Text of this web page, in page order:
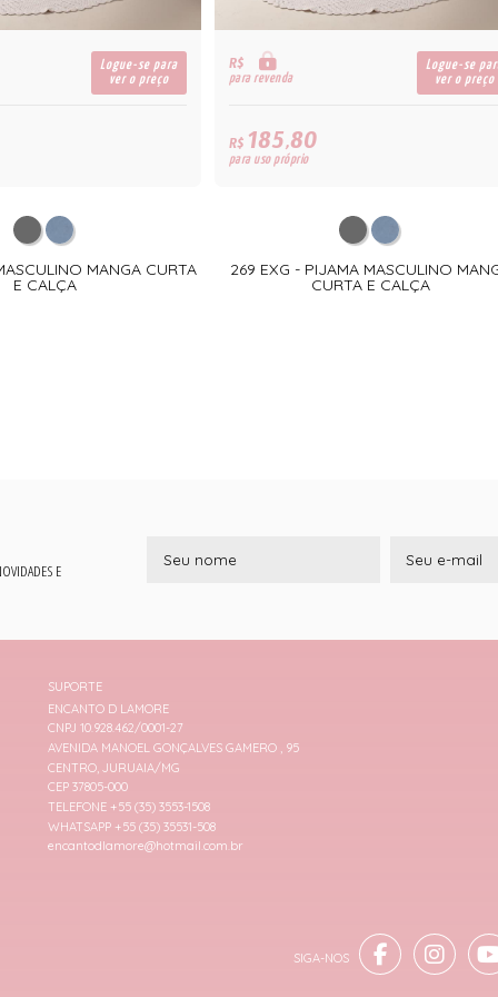
Logue-se para
ver o preço
MANGA CURTA
E CALÇA
R$
para revenda
Logue-se
ver o preço
R$185,80
para uso próprio
269 EXG - PIJAMA MASCULINO
CURTA E CALÇA
E
SUPORTE
ENCANTO D LAMORE
CNPJ 10.928.462/0001-27
AVENIDA MANOEL GONÇALVES GAMERO , 95
CENTRO, JURUAIA/MG
CEP 37805-000
TELEFONE +55 (35) 3553-1508
WHATSAPP +55 (35) 35531-508
encantodlamore@hotmail.com.br